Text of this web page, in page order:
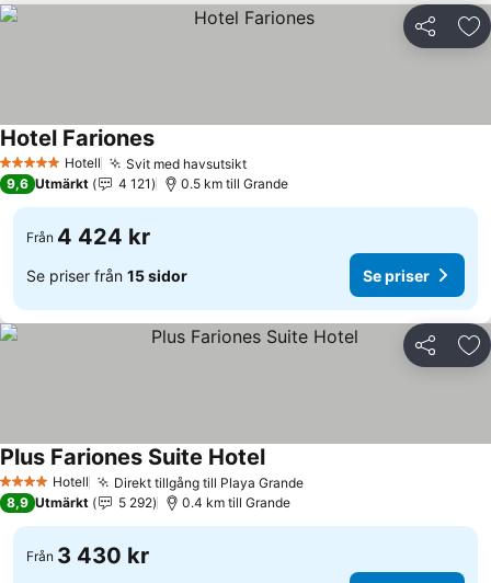
Dela
5 Stjärnor Hotell Svit med havsutsikt
Hotel Fariones
9,6 Utmärkt 4 121 0.5 km till Grande
Från 4 424 kr
Se priser från 15 sidor Se priser
Dela
4 StjärnorHotell Direkt tillgång till Playa Grande
Plus Fariones Suite Hotel
8,9 Utmärkt 5 292 0.4 km till Grande
Från 3 430 kr